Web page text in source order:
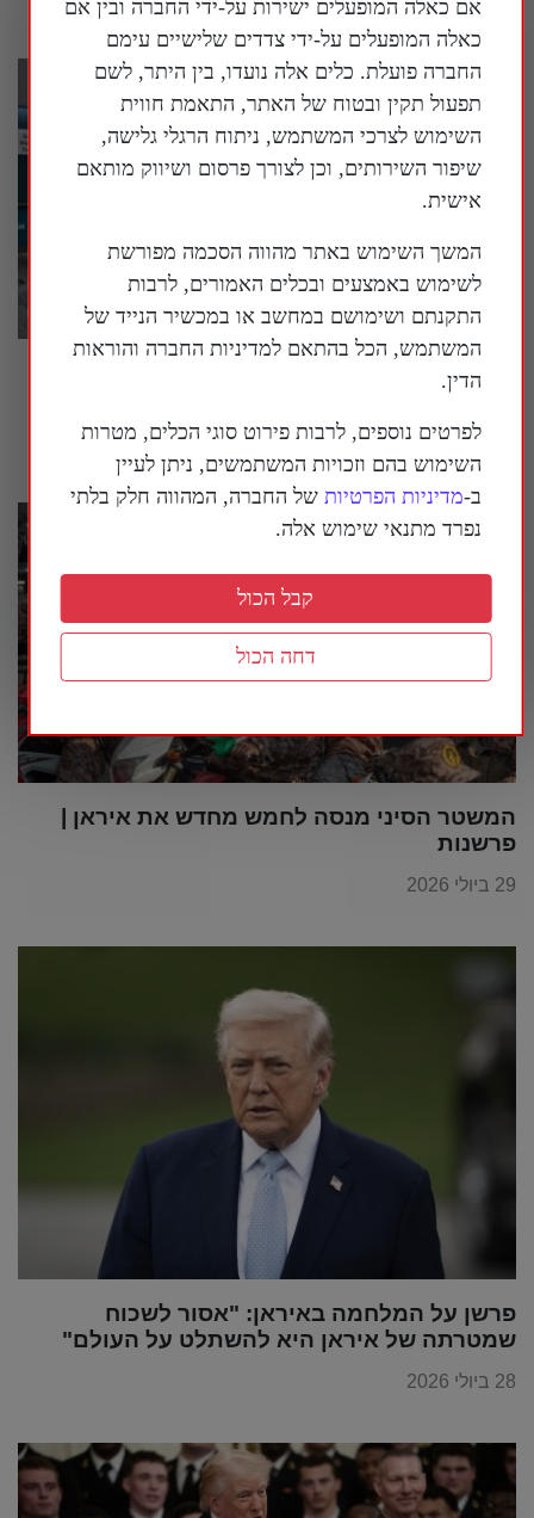
בארה"ב נחשף עוד ועוד מידע על המעורבות של
המשטר הסיני במדינה
המשטר הסיני מנסה לחמש מחדש את איראן |
פרשנות
29 ביולי 2026
פרשן על המלחמה באיראן: "אסור לשכוח
שמטרתה של איראן היא להשתלט על העולם"
28 ביולי 2026
אם כאלה המופעלים ישירות על-ידי החברה ובין אם
כאלה המופעלים על-ידי צדדים שלישיים עימם
החברה פועלת. כלים אלה נועדו, בין היתר, לשם
תפעול תקין ובטוח של האתר, התאמת חווית
השימוש לצרכי המשתמש, ניתוח הרגלי גלישה,
שיפור השירותים, וכן לצורך פרסום ושיווק מותאם
אישית.
המשך השימוש באתר מהווה הסכמה מפורשת
לשימוש באמצעים ובכלים האמורים, לרבות
התקנתם ושימושם במחשב או במכשיר הנייד של
המשתמש, הכל בהתאם למדיניות החברה והוראות
הדין.
לפרטים נוספים, לרבות פירוט סוגי הכלים, מטרות
השימוש בהם וזכויות המשתמשים, ניתן לעיין
ב-מדיניות הפרטיות של החברה, המהווה חלק בלתי
נפרד מתנאי שימוש אלה.
דחה הכול
קבל הכול